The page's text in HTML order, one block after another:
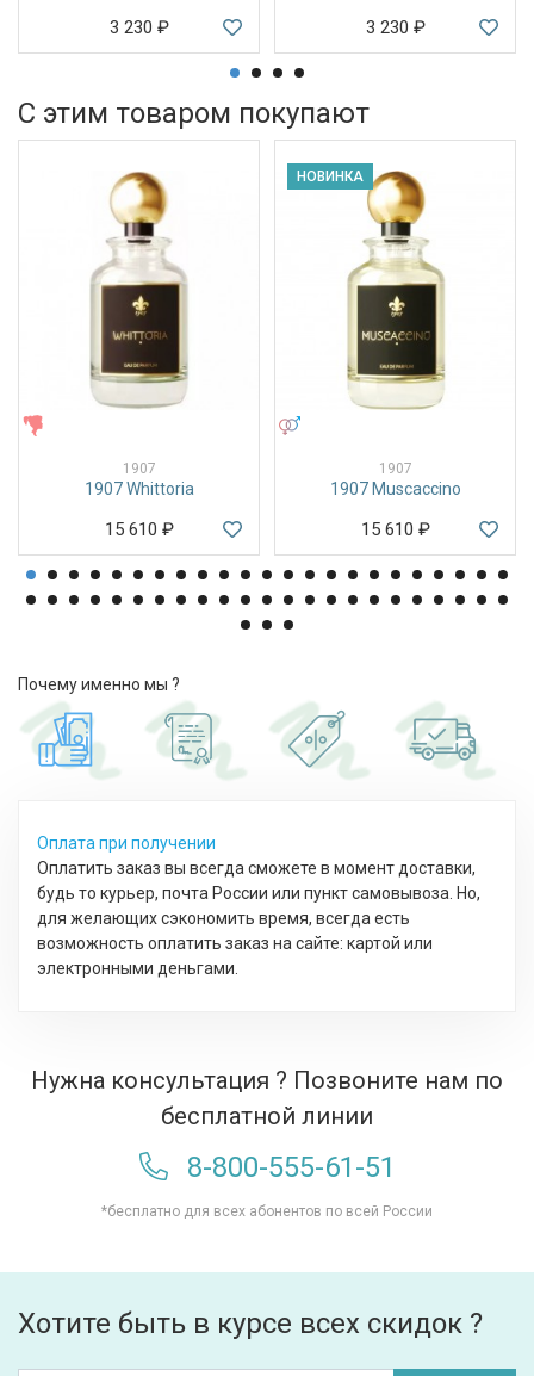
3 230 ₽ 3 230 ₽
С этим товаром покупают
1907
1907 Whittoria
15 610 ₽
НОВИНКА
1907
1907 Muscaccino
15 610 ₽
Почему именно мы ?
Оплата при получении
Оплатить заказ вы всегда сможете в момент доставки,
будь то курьер, почта России или пункт самовывоза. Но,
для желающих сэкономить время, всегда есть
возможность оплатить заказ на сайте: картой или
электронными деньгами.
Нужна консультация ? Позвоните нам по
бесплатной линии
8-800-555-61-51
*бесплатно для всех абонентов по всей России
Хотите быть в курсе всех скидок ?